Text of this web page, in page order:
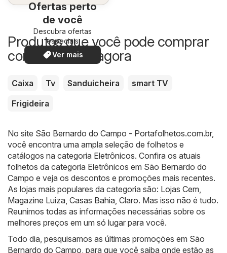
Ofertas perto
de você
Descubra ofertas
especiais
Ver mais
Produtos que você pode comprar
com desconto agora
Caixa Tv Sanduicheira
smart TV
Frigideira
No site São Bernardo do Campo - Portafolhetos.com.br,
você encontra uma ampla seleção de folhetos e
catálogos na categoria Eletrônicos. Confira os atuais
folhetos da categoria Eletrônicos em São Bernardo do
Campo e veja os descontos e promoções mais recentes.
As lojas mais populares da categoria são: Lojas Cem,
Magazine Luiza, Casas Bahia, Claro. Mas isso não é tudo.
Reunimos todas as informações necessárias sobre os
melhores preços em um só lugar para você.
Todo dia, pesquisamos as últimas promoções em São
Bernardo do Campo, para que você saiba onde estão as